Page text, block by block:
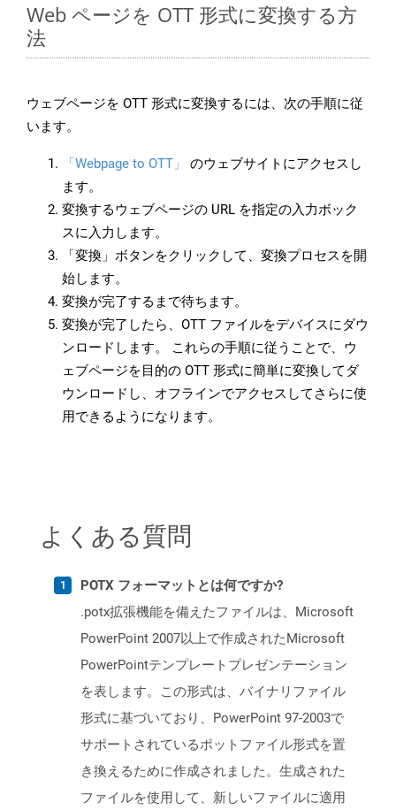
Web ページを OTT 形式に変換する方
法
ウェブページを OTT 形式に変換するには、次の手順に従
います。
「Webpage to OTT」
のウェブサイトにアクセスし
ます。
変換するウェブページの URL を指定の入力ボック
スに入力します。
「変換」ボタンをクリックして、変換プロセスを開
始します。
変換が完了するまで待ちます。
変換が完了したら、OTT ファイルをデバイスにダウ
ンロードします。 これらの手順に従うことで、ウ
ェブページを目的の OTT 形式に簡単に変換してダ
ウンロードし、オフラインでアクセスしてさらに使
用できるようになります。
よくある質問
POTX フォーマットとは何ですか?
.potx拡張機能を備えたファイルは、Microsoft
PowerPoint 2007以上で作成されたMicrosoft
PowerPointテンプレートプレゼンテーション
を表します。この形式は、バイナリファイル
形式に基づいており、PowerPoint 97-2003で
サポートされているポットファイル形式を置
き換えるために作成されました。生成された
ファイルを使用して、新しいファイルに適用